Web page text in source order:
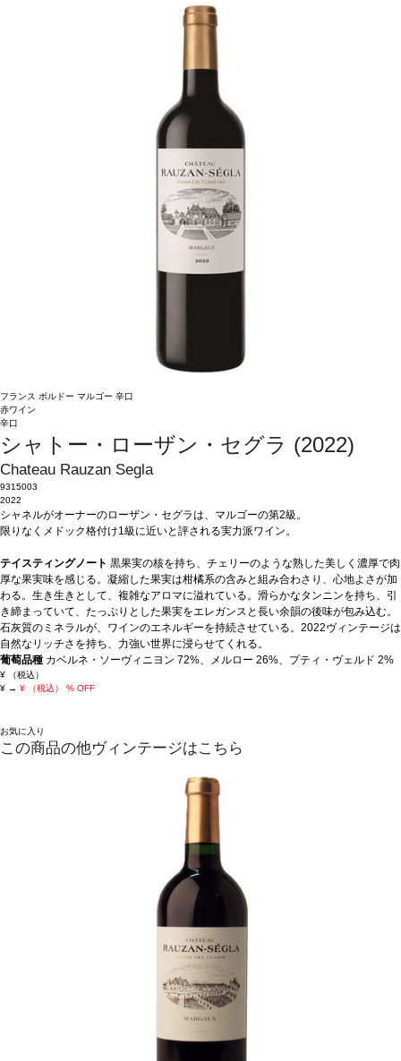
フランス ボルドー マルゴー 辛口
赤ワイン
辛口
シャトー・ローザン・セグラ (2022)
Chateau Rauzan Segla
9315003
2022
シャネルがオーナーのローザン・セグラは、マルゴーの第2級。
限りなくメドック格付け1級に近いと評される実力派ワイン。
テイスティングノート 黒果実の核を持ち、チェリーのような熟した美しく濃厚で肉
厚な果実味を感じる。凝縮した果実は柑橘系の含みと組み合わさり、心地よさが加
わる。生き生きとして、複雑なアロマに溢れている。滑らかなタンニンを持ち、引
き締まっていて、たっぷりとした果実をエレガンスと長い余韻の後味が包み込む。
石灰質のミネラルが、ワインのエネルギーを持続させている。2022ヴィンテージは
自然なリッチさを持ち、力強い世界に浸らせてくれる。
葡萄品種 カベルネ・ソーヴィニヨン 72%、メルロー 26%、プティ・ヴェルド 2%
¥
（税込）
¥ → ¥ （税込） % OFF
お気に入り
この商品の他ヴィンテージはこちら